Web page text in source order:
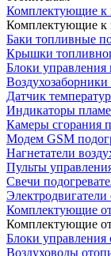
Комплектующие к
Комплектующие к
Баки топливные
Крышки
Блоки управления
Воздухозаборники
Датчик
Индикаторы
Камеры сгорания
Модем GSM
Нагнетатели
Пульты
Свечи
Электродвигатели
Комплектующие
Комплектующие
Блоки управления
Воздуховоды